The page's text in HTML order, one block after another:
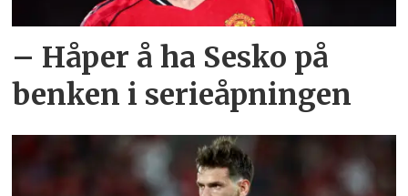
– Håper å ha Sesko på
benken i serieåpningen